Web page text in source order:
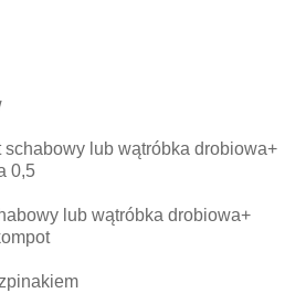
schabowy lub wątróbka drobiowa+
0,5
lub wątróbka drobiowa+